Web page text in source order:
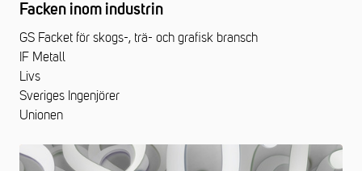
Facken inom industrin
GS Facket för skogs-, trä- och grafisk bransch
IF Metall
Livs
Sveriges Ingenjörer
Unionen